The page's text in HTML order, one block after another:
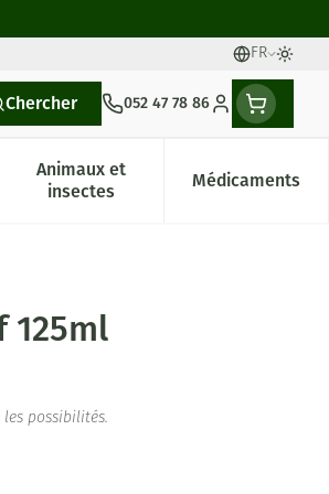
FR
Langues
Chercher 052 47 78 86
Menu client
Naturopathie
menu pour la catégorie Soins à
Animaux et
insectesAfficher le sous-menu pour la
Médicaments
Afficher
125ml
possibilités.